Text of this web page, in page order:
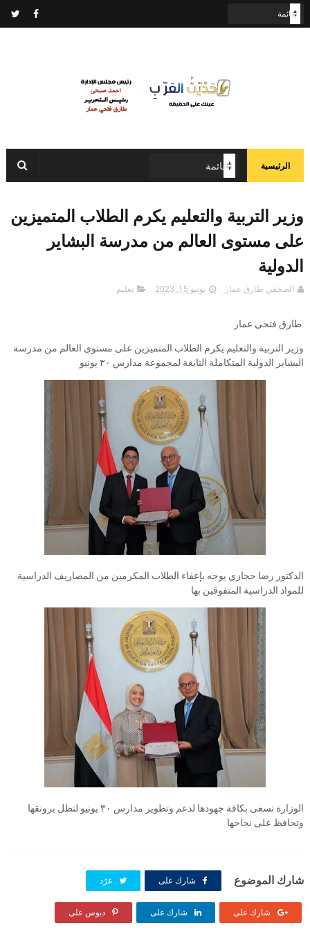
الرئيسية
وزير التربية والتعليم يكرم الطلاب المتميزين
على مستوى العالم من مدرسة البشاير
الدولية
الصحفي طارق عمار يونيو 15, 2023 تعليم
طارق فتحى عمار
وزير التربية والتعليم يكرم الطلاب المتميزين على مستوى العالم من مدرسة
البشاير الدولية المتكاملة التابعة لمجموعة مدارس ٣٠ يونيو
الدكتور رضا حجازي يوجه بإعفاء الطلاب المكرمين من المصاريف الدراسية
للمواد الدراسية المتفوقين بها
الوزارة تسعى بكافة جهودها لدعم وتطوير مدارس ٣٠ يونيو لتظل برونقها
وتحافظ على نجاحها
شارك الموضوع شارك على غرّد
شارك على شارك على دبوس على